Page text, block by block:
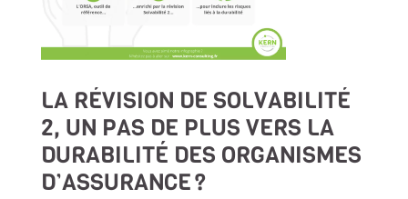
LA RÉVISION DE SOLVABILITÉ
2, UN PAS DE PLUS VERS LA
DURABILITÉ DES ORGANISMES
D’ASSURANCE ?